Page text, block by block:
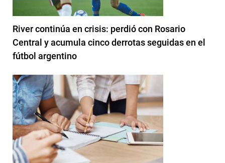
River continúa en crisis: perdió con Rosario
Central y acumula cinco derrotas seguidas en el
fútbol argentino